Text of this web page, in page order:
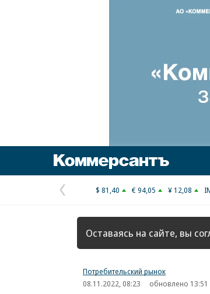
Предыдущая
страница
$ 81,40 € 94,05 ¥ 12,08
Оставаясь на сайте, вы
Потребительский рынок
08.11.2022, 08:23
обновлено 13:51